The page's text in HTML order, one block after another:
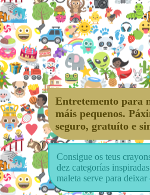
Entretemento para
máis pequenos.
seguro, gratuíto e
Consigue os teus
dez categorías
maleta serve para